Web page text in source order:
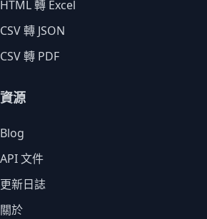
HTML 轉 Excel
CSV 轉 JSON
CSV 轉 PDF
資源
Blog
API 文件
更新日誌
關於